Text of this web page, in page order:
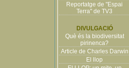
Reportatge de "Espai
Terra" de TV3
DIVULGACIÓ
Què és la biodiversitat
pirinenca?
Article de Charles Darwin
El llop